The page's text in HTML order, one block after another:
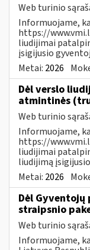
Web turinio
Informuojame,
https://
liudijimai
įsigijusio
Metai: 2026
Dėl verslo
atmintinės
Web turinio
Informuojame,
https://
liudijimai
liudijimą
Metai: 2026
Dėl
straipsnio
Web turinio
Informuojame,